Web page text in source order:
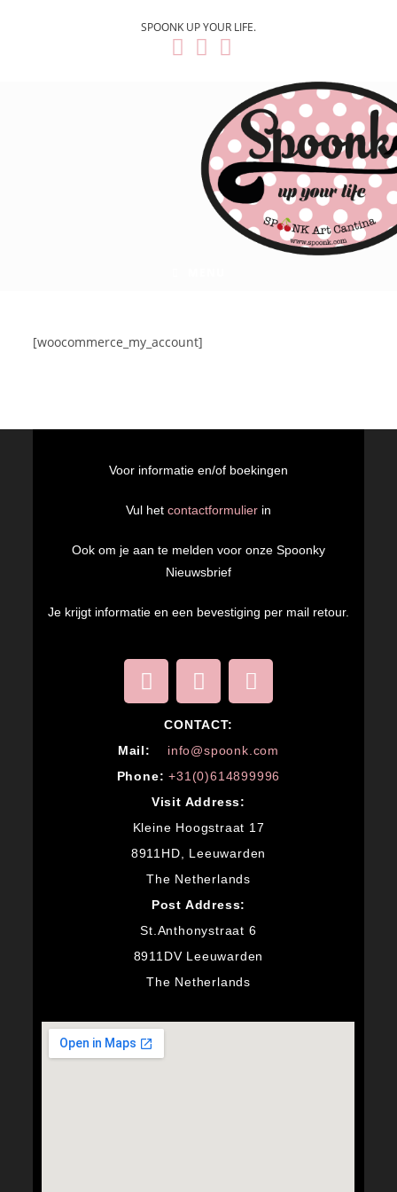
SPOONK UP YOUR LIFE.
[woocommerce_my_account]
Voor informatie en/of boekingen
Vul het contactformulier in
Ook om je aan te melden voor onze Spoonky
Nieuwsbrief
Je krijgt informatie en een bevestiging per mail retour.
CONTACT:
Mail:
info@spoonk.com
Phone: +31(0)614899996
Visit Address:
Kleine Hoogstraat 17
8911HD, Leeuwarden
The Netherlands
Post Address:
St.Anthonystraat 6
8911DV Leeuwarden
The Netherlands